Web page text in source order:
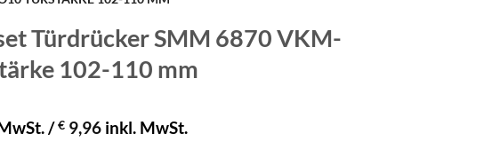
Türdrücker SMM 6870 VKM-
102-110 mm
/€ 9,96 inkl. MwSt.